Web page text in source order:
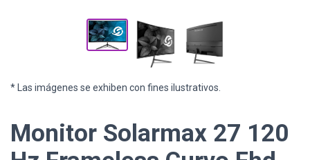
* Las imágenes se exhiben con fines ilustrativos.
Monitor Solarmax 27 120